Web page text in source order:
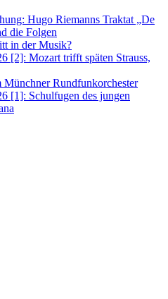
Hugo Riemanns Traktat „De
die Folgen
in der Musik?
[2]: Mozart trifft späten Strauss,
Münchner Rundfunkorchester
[1]: Schulfugen des jungen